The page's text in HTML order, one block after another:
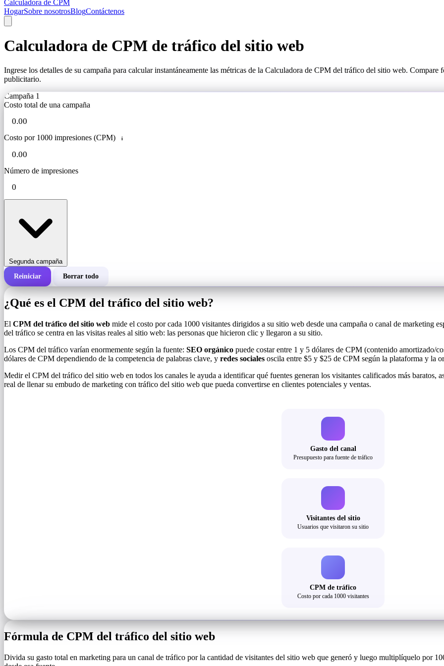
Calculadora de CPM
HogarSobre nosotrosBlogContáctenos
Calculadora de CPM de tráfico del sitio web
Ingrese los detalles de su campaña para calcular instantáneamente las métricas de la Calculadora de CPM del tráfico del sitio web.
publicitario.
Campaña 1
Costo total de una campaña
Costo por 1000 impresiones (CPM) i
Número de impresiones
Segunda campaña
Costo total de una campaña
Número de impresiones
Reiniciar Borrar todo
¿Qué es el CPM del tráfico del sitio web?
El CPM del tráfico del sitio web mide el costo por cada 1000 visitantes dirigidos a su sitio web desde una campaña o canal de marketing
del tráfico se centra en las visitas reales al sitio web: las personas que hicieron clic y llegaron a su sitio.
Los CPM del tráfico varían enormemente según la fuente: SEO orgánico puede costar entre 1 y 5 dólares de CPM (contenido amortizado/
dólares de CPM dependiendo de la competencia de palabras clave, y redes sociales oscila entre $5 y $25 de CPM según la plataforma y la
Medir el CPM del tráfico del sitio web en todos los canales le ayuda a identificar qué fuentes generan los visitantes calificados más baratos,
real de llenar su embudo de marketing con tráfico del sitio web que pueda convertirse en clientes potenciales y ventas.
Gasto del canal
Presupuesto para fuente de tráfico
Visitantes del sitio
Usuarios que visitaron su sitio
CPM de tráfico
Costo por cada 1000 visitantes
Fórmula de CPM del tráfico del sitio web
Divida su gasto total en marketing para un canal de tráfico por la cantidad de visitantes del sitio web que generó y luego multiplíquelo por